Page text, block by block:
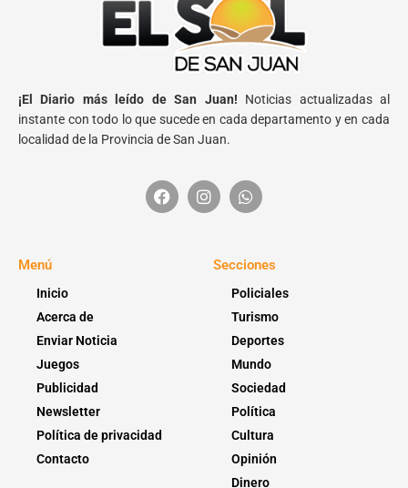
¡El Diario más leído de San Juan! Noticias actualizadas al
instante con todo lo que sucede en cada departamento y en cada
localidad de la Provincia de San Juan.
Menú
Inicio
Acerca de
Enviar Noticia
Juegos
Publicidad
Newsletter
Política de privacidad
Contacto
Secciones
Policiales
Turismo
Deportes
Mundo
Sociedad
Política
Cultura
Opinión
Dinero